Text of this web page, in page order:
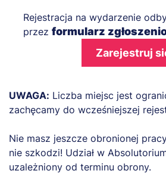
Rejestracja na wydarzenie
przez formularz
Zarejestruj
UWAGA: Liczba miejsc jest
zachęcamy do wcześniejszej
Nie masz jeszcze obronionej
nie szkodzi! Udział w
uzależniony od terminu obrony.